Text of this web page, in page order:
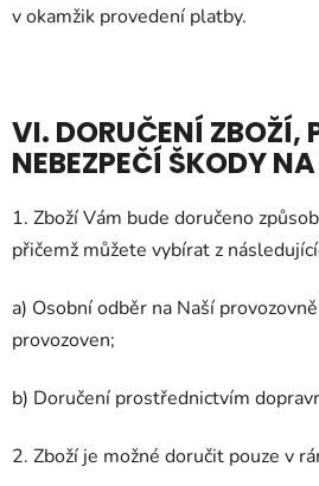
v okamžik provedení platby.
VI. DORUČENÍ ZBOŽÍ,
NEBEZPEČÍ ŠKODY
1. Zboží Vám bude doručeno
přičemž můžete vybírat z
a) Osobní odběr na Naší
provozoven;
b) Doručení prostřednictvím
2. Zboží je možné doručit pouze v